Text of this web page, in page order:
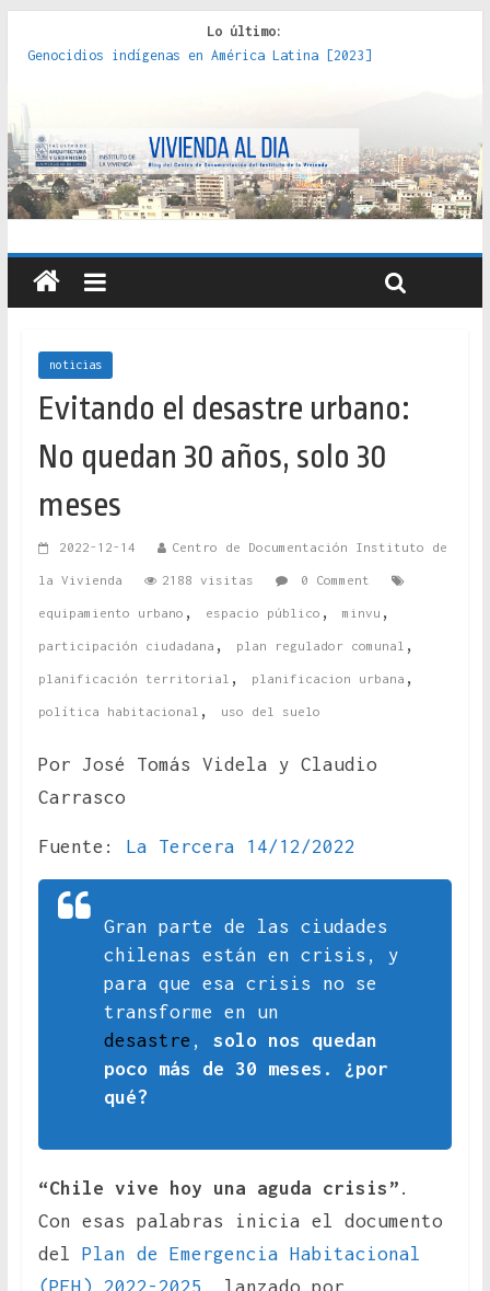
Lo último:
Genocidios indígenas en América Latina [2023]
políticas, prácticas y representaciones [2022]
crítica de las fronteras latinoamericanas [2020]
Criterios técnicos para una vivienda adecuada [2019]
Red de consultorios de la Caja del Seguro Obrero en
Santiago : un patrimonio emblemático [2014]
noticias
Evitando el desastre urbano:
No quedan 30 años, solo 30
meses
2022-12-14 Centro de Documentación Instituto de
la Vivienda 2188 visitas 0 Comment
equipamiento urbano , espacio público , minvu ,
participación ciudadana , plan regulador comunal ,
planificación territorial , planificacion urbana ,
política habitacional , uso del suelo
Por José Tomás Videla y Claudio
Carrasco
Fuente: La Tercera 14/12/2022
Gran parte de las ciudades
chilenas están en crisis, y
para que esa crisis no se
transforme en un
desastre , solo nos quedan
poco más de 30 meses. ¿por
qué?
“Chile vive hoy una aguda crisis” .
Con esas palabras inicia el documento
del Plan de Emergencia Habitacional